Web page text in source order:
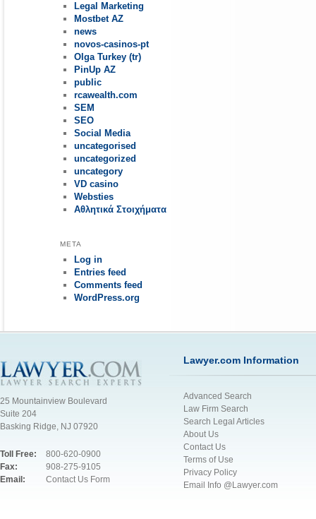
Legal Marketing
Mostbet AZ
news
novos-casinos-pt
Olga Turkey (tr)
PinUp AZ
public
rcawealth.com
SEM
SEO
Social Media
uncategorised
uncategorized
uncategory
VD casino
Websties
Αθλητικά Στοιχήματα
META
Log in
Entries feed
Comments feed
WordPress.org
25 Mountainview Boulevard
Suite 204
Basking Ridge, NJ 07920
Toll Free:
Fax:
Email:
800-620-0900
908-275-9105
Contact Us Form
Lawyer.com Information
Advanced Search
Law Firm Search
Search Legal Articles
About Us
Contact Us
Terms of Use
Privacy Policy
Email Info @Lawyer.com